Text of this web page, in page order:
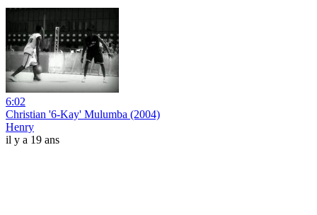
6:02
Christian '6-Kay' Mulumba (2004)
Henry
il y a 19 ans